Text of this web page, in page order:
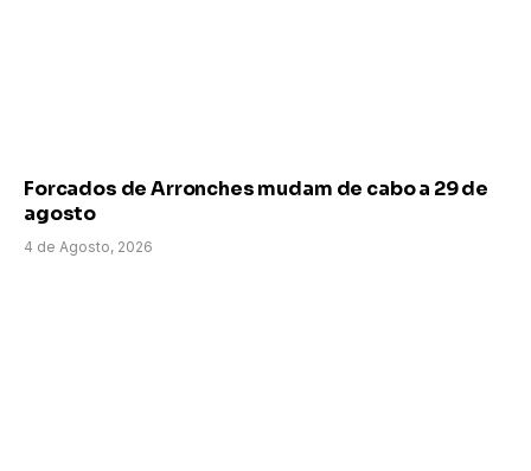
Forcados de Arronches mudam de cabo a 29 de
agosto
4 de Agosto, 2026